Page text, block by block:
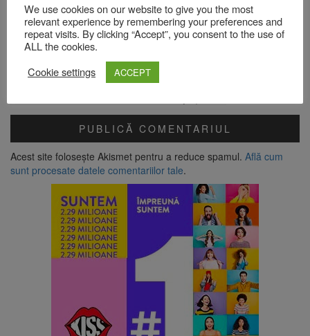
Site web
Verificare anti-robot
Click pentru a începe verificarea
Acest site folosește Akismet pentru a reduce spamul. Află cum
sunt procesate datele comentariilor tale.
We use cookies on our website to give you the most
relevant experience by remembering your preferences and
repeat visits. By clicking “Accept”, you consent to the use of
ALL the cookies.
Cookie settings
ACCEPT